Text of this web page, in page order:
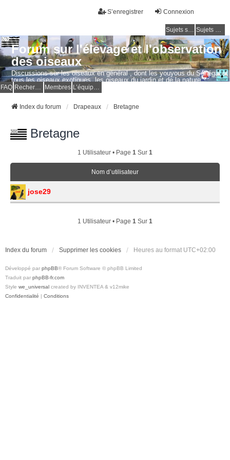
Connexion
S’enregistrer
Sujets sans réponse Sujets actifs
Forum sur l'élevage et l'observation
des oiseaux
Discussions sur les oiseaux en général , dont les youyous du Sénégal et
tous les oiseaux exotiques, les oiseaux du jardin et de la nature.
Questions, photos, expériences.
FAQ Membres
Index du forum Drapeaux Bretagne
Bretagne
1 Utilisateur • Page 1 Sur 1
Nom d’utilisateur
jose29
1 Utilisateur • Page 1 Sur 1
Index du forum Supprimer les cookies Heures au format UTC+02:00
Développé par phpBB® Forum Software © phpBB Limited
Traduit par phpBB-fr.com
Style we_universal created by INVENTEA & v12mike
Confidentialité | Conditions